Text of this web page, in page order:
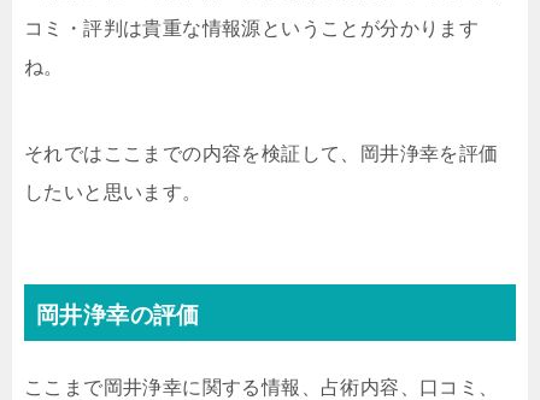
コミ・評判は貴重な情報源ということが分かります
ね。
それではここまでの内容を検証して、岡井浄幸を評価
したいと思います。
岡井浄幸の評価
ここまで岡井浄幸に関する情報、占術内容、口コミ、